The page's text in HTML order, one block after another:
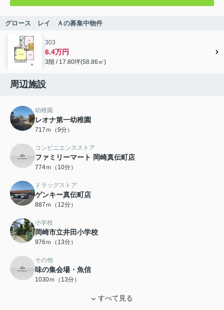
グロース レイ Ａの募集中物件
303
6.4万円
3階 / 17.80坪(58.86㎡)
周辺施設
幼稚園
レオナ第一幼稚園
717ｍ（9分）
コンビニエンスストア
ファミリーマート 岡崎真伝町店
774ｍ（10分）
ドラッグストア
ゲンキー真伝町店
887ｍ（12分）
小学校
岡崎市立井田小学校
976ｍ（13分）
その他
味の集会場・魚信
1030ｍ（13分）
すべて見る